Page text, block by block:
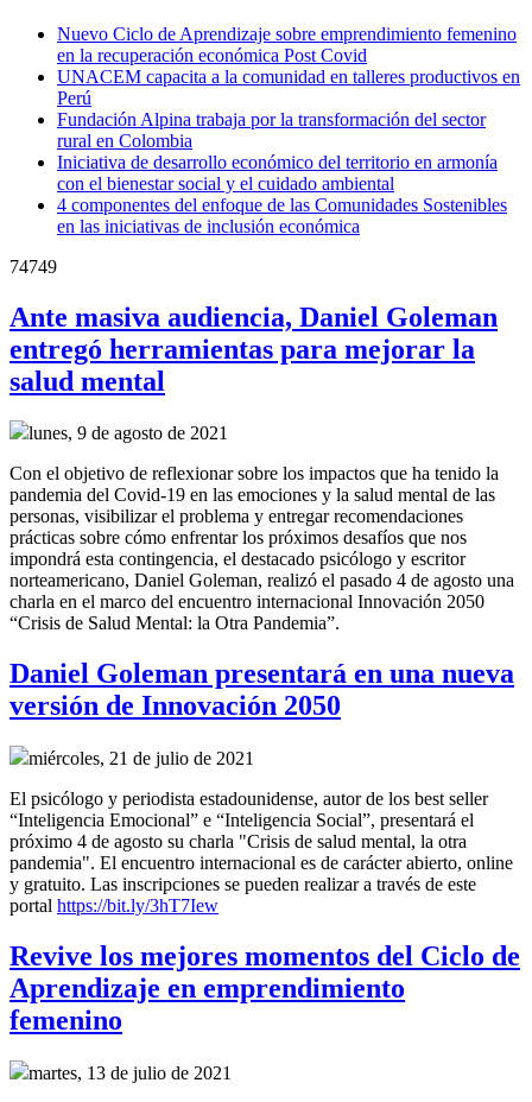
Nuevo Ciclo de Aprendizaje sobre emprendimiento femenino
en la recuperación económica Post Covid
UNACEM capacita a la comunidad en talleres productivos en
Perú
Fundación Alpina trabaja por la transformación del sector
rural en Colombia
Iniciativa de desarrollo económico del territorio en armonía
con el bienestar social y el cuidado ambiental
4 componentes del enfoque de las Comunidades Sostenibles
en las iniciativas de inclusión económica
74749
Ante masiva audiencia, Daniel Goleman
entregó herramientas para mejorar la
salud mental
lunes, 9 de agosto de 2021
Con el objetivo de reflexionar sobre los impactos que ha tenido la
pandemia del Covid-19 en las emociones y la salud mental de las
personas, visibilizar el problema y entregar recomendaciones
prácticas sobre cómo enfrentar los próximos desafíos que nos
impondrá esta contingencia, el destacado psicólogo y escritor
norteamericano, Daniel Goleman, realizó el pasado 4 de agosto una
charla en el marco del encuentro internacional Innovación 2050
“Crisis de Salud Mental: la Otra Pandemia”.
Daniel Goleman presentará en una nueva
versión de Innovación 2050
miércoles, 21 de julio de 2021
El psicólogo y periodista estadounidense, autor de los best seller
“Inteligencia Emocional” e “Inteligencia Social”, presentará el
próximo 4 de agosto su charla "Crisis de salud mental, la otra
pandemia". El encuentro internacional es de carácter abierto, online
y gratuito. Las inscripciones se pueden realizar a través de este
portal https://bit.ly/3hT7Iew
Revive los mejores momentos del Ciclo de
Aprendizaje en emprendimiento
femenino
martes, 13 de julio de 2021